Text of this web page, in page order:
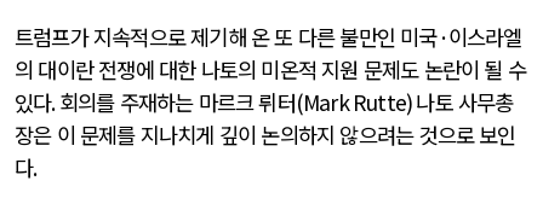
트럼프가 지속적으로 제기해 온 또 다른 불만인 미국·이스라엘
의 대이란 전쟁에 대한 나토의 미온적 지원 문제도 논란이 될 수
있다.회의를 주재하는 마르크 뤼터(Mark Rutte)나토 사무총
장은 이 문제를 지나치게 깊이 논의하지 않으려는 것으로 보인
다.